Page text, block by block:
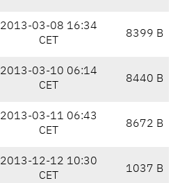
2013-03-08 16:34
CET
8399 B
2013-03-10 06:14
CET
8440 B
2013-03-11 06:43
CET
8672 B
2013-12-12 10:30
CET
1037 B